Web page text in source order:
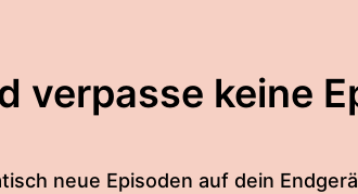
verpasse keine
neue Episoden auf dein